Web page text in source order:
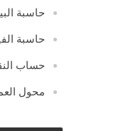
حاسبة
حاسبة
حساب
محول